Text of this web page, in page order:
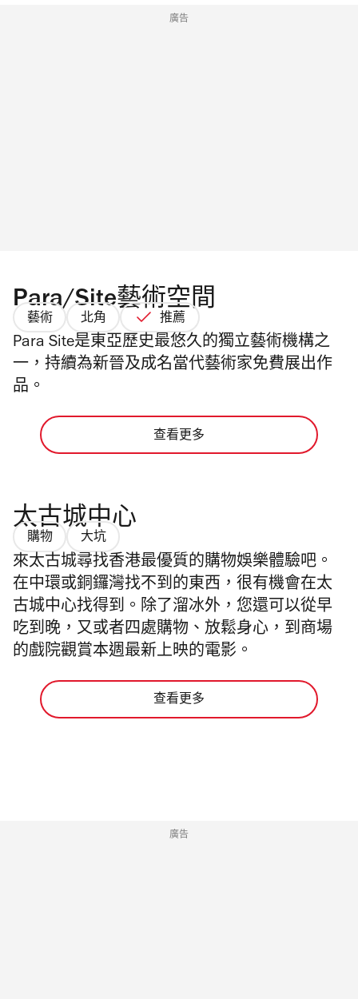
廣告
Para/Site藝術空間
藝術 北角 推薦
Para Site是東亞歷史最悠久的獨立藝術機構之
一，持續為新晉及成名當代藝術家免費展出作
品。
查看更多
太古城中心
購物 大坑
來太古城尋找香港最優質的購物娛樂體驗吧。
在中環或銅鑼灣找不到的東西，很有機會在太
古城中心找得到。除了溜冰外，您還可以從早
吃到晚，又或者四處購物、放鬆身心，到商場
的戲院觀賞本週最新上映的電影。
查看更多
廣告